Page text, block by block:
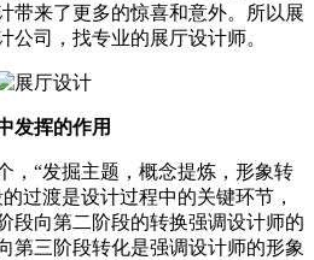
带来了更多的惊喜和意外。所以展
公司，找专业的展厅设计师。
发挥的作用
，“发掘主题，概念提炼，形象转
过渡是设计过程中的关键环节，
段向第二阶段的转换强调设计师的
第三阶段转化是强调设计师的形象